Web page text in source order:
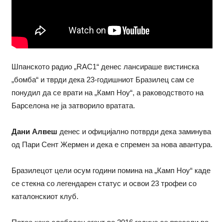
Шпанското радио „RAC1“ денес лансираше вистинска
„бомба“ и тврди дека 23-годишниот Бразилец сам се
понудил да се врати на „Камп Ноу“, а раководството на
Барселона не ја затворило вратата.
Дани Алвеш денес и официјално потврди дека заминува
од Пари Сент Жермен и дека е спремен за нова авантура.
Бразилецот цели осум години помина на „Камп Ноу“ каде
се стекна со легендарен статус и освои 23 трофеи со
каталонскиот клуб.